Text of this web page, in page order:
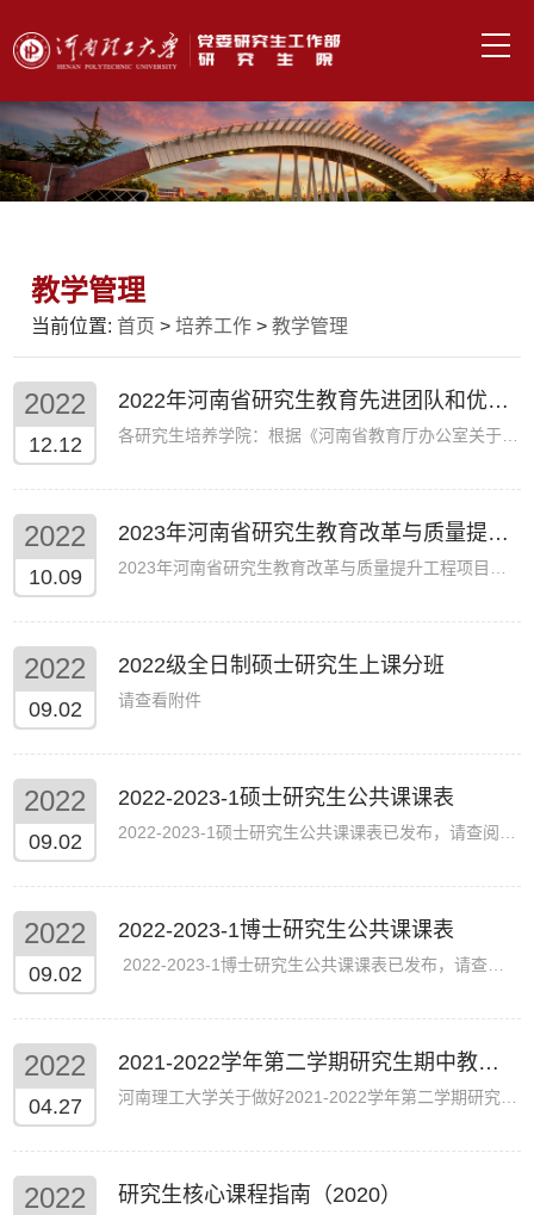
教学管理
当前位置: 首页 >培养工作 >教学管理
2022
12.12
2022年河南省研究生教育先进团队和优秀个人推荐结果公示
2022
10.09
2023年河南省研究生教育改革与质量提升工程项目 推荐结果公示
2022
09.02
2022级全日制硕士研究生上课分班
请查看附件
2022
09.02
2022-2023-1硕士研究生公共课课表
2022
09.02
2022-2023-1博士研究生公共课课表
2022
04.27
2021-2022学年第二学期研究生期中教学检查工作的通知
2022 研究生核心课程指南（2020）